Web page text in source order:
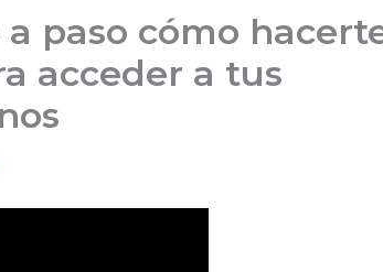
paso cómo
acceder a tus